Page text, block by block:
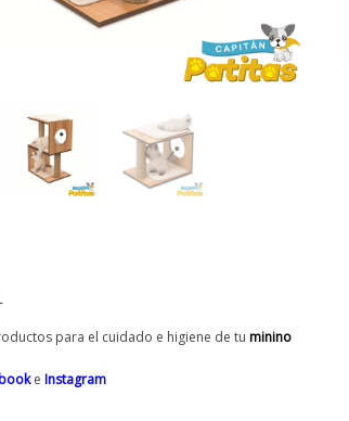
para el cuidado e higiene de tu minino
e Instagram